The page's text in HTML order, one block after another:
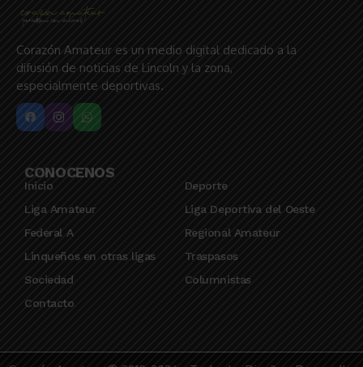
Corazón Amateur es un medio digital dedicado a la
difusión de noticias de Lincoln y la zona,
especialmente deportivas.
CONOCENOS
Inicio
Deporte
Liga Amateur
Liga Deportiva del Oeste
Federal A
Regional Amateur
Linqueños en otras ligas
Traspasos
Sociedad
Columnistas
Contacto